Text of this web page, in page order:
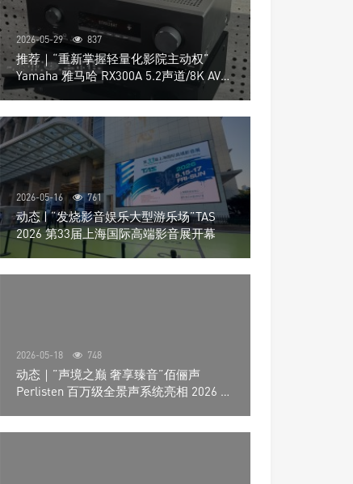
2026-05-29 837
推荐｜“重新掌握轻量化影院主动权”
Yamaha 雅马哈 RX300A 5.2声道/8K AV放
大器
2026-05-16 761
动态 | “发烧影音娱乐大型游乐场”TAS
2026 第33届上海国际高端影音展开幕
2026-05-18 748
动态｜”声境之巅 奢享臻音”佰俪声
Perlisten 百万级全景声系统亮相 2026 北